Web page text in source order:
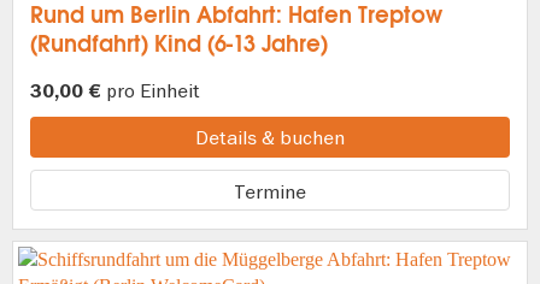
Rund um Berlin Abfahrt: Hafen Treptow
(Rundfahrt) Kind (6-13 Jahre)
30,00 € pro Einheit
Details & buchen
Termine